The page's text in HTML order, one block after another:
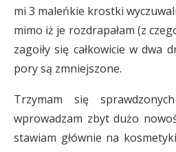
mi 3 maleńkie krostki
mimo iż je rozdrapałam (z
zagoiły się całkowicie w dwa
pory są zmniejszone.
Trzymam się
wprowadzam zbyt dużo
stawiam głównie na kosmetyki